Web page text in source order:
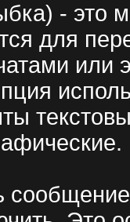
- это
для
или